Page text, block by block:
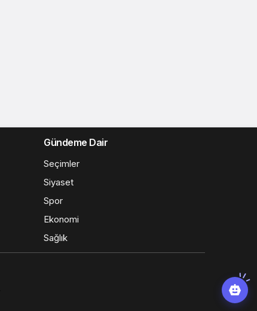
Gündeme Dair
Seçimler
Siyaset
Spor
Ekonomi
Sağlık